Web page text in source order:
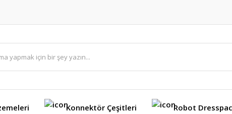
Konnektör Çeşitleri Robot